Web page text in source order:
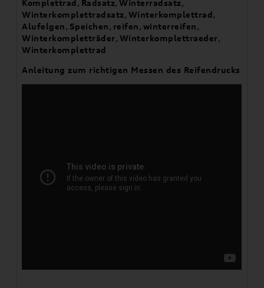
Komplettrad , Radsatz,Winterradsatz,
Winterkomplettradsatz, Winterkomplettrad,
Alufelgen, Speichen, reifen, winterreifen,
Winterkompletträder, Winterkomplettraeder,
Winterkomplettrad
Anleitung zum richtigen Messen des Reifendrucks